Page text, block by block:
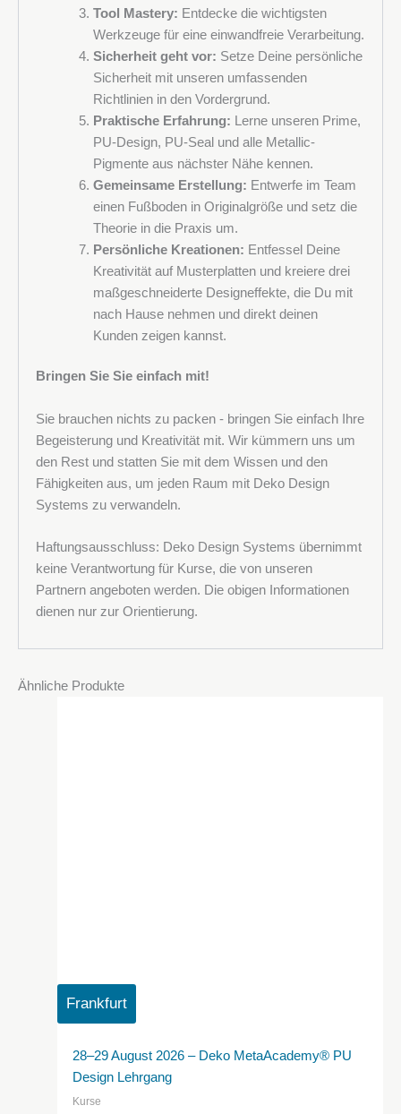
Tool Mastery: Entdecke die wichtigsten
Werkzeuge für eine einwandfreie Verarbeitung.
Sicherheit geht vor: Setze Deine persönliche
Sicherheit mit unseren umfassenden
Richtlinien in den Vordergrund.
Praktische Erfahrung: Lerne unseren Prime,
PU-Design, PU-Seal und alle Metallic-
Pigmente aus nächster Nähe kennen.
Gemeinsame Erstellung: Entwerfe im Team
einen Fußboden in Originalgröße und setz die
Theorie in die Praxis um.
Persönliche Kreationen: Entfessel Deine
Kreativität auf Musterplatten und kreiere drei
maßgeschneiderte Designeffekte, die Du mit
nach Hause nehmen und direkt deinen
Kunden zeigen kannst.
Bringen Sie Sie einfach mit!
Sie brauchen nichts zu packen - bringen Sie einfach Ihre
Begeisterung und Kreativität mit. Wir kümmern uns um
den Rest und statten Sie mit dem Wissen und den
Fähigkeiten aus, um jeden Raum mit Deko Design
Systems zu verwandeln.
Haftungsausschluss: Deko Design Systems übernimmt
keine Verantwortung für Kurse, die von unseren
Partnern angeboten werden. Die obigen Informationen
dienen nur zur Orientierung.
Ähnliche Produkte
Frankfurt
28–29 August 2026 – Deko MetaAcademy® PU
Design Lehrgang
Kurse